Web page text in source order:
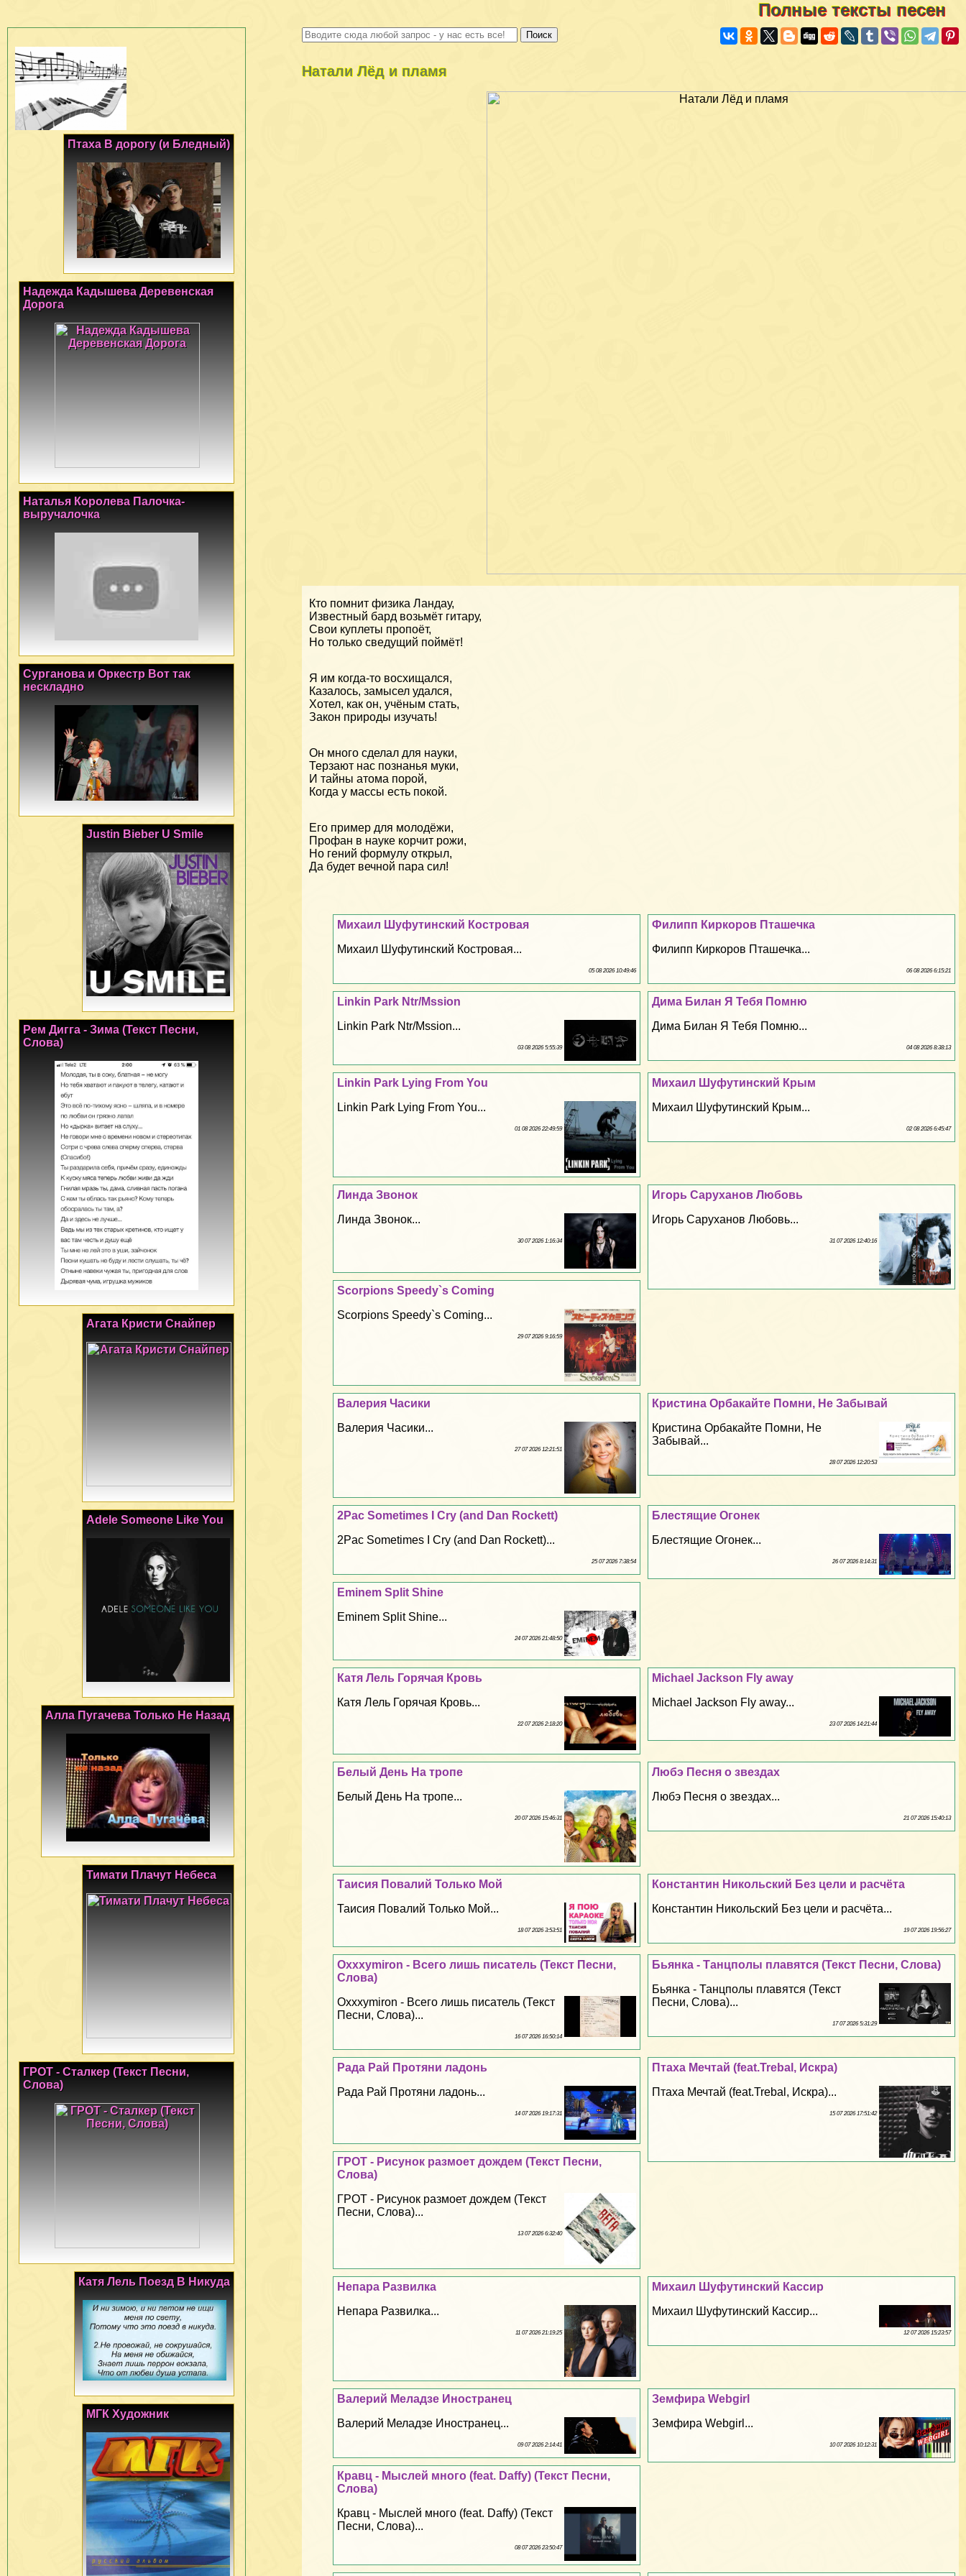
Полные тексты песен
Натали Лёд и пламя
Кто помнит физика Ландау,
Известный бард возьмёт гитару,
Свои куплеты пропоёт,
Но только сведущий поймёт!
Я им когда-то восхищался,
Казалось, замысел удался,
Хотел, как он, учёным стать,
Закон природы изучать!
Он много сделал для науки,
Терзают нас познанья муки,
И тайны атома порой,
Когда у массы есть покой.
Его пример для молодёжи,
Профан в науке корчит рожи,
Но гений формулу открыл,
Да будет вечной пара сил!
Филипп Киркоров Пташечка
Филипп Киркоров Пташечка...
06 08 2026 6:15:21
Михаил Шуфутинский Костровая
Михаил Шуфутинский Костровая...
05 08 2026 10:49:46
Дима Билан Я Тебя Помню
Дима Билан Я Тебя Помню...
04 08 2026 8:38:13
Linkin Park Ntr/Mssion
Linkin Park Ntr/Mssion...
03 08 2026 5:55:39
Михаил Шуфутинский Крым
Михаил Шуфутинский Крым...
02 08 2026 6:45:47
Linkin Park Lying From You
Linkin Park Lying From You...
01 08 2026 22:49:59
Игорь Саруханов Любовь
Игорь Саруханов Любовь...
31 07 2026 12:40:16
Линда Звонок
Линда Звонок...
30 07 2026 1:16:34
Scorpions Speedy`s Coming
Scorpions Speedy`s Coming...
29 07 2026 9:16:59
Кристина Орбакайте Помни, Не Забывай
Кристина Орбакайте Помни, Не
Забывай...
28 07 2026 12:20:53
Валерия Часики
Валерия Часики...
27 07 2026 12:21:51
Блестящие Огонек
Блестящие Огонек...
26 07 2026 8:14:31
2Pac Sometimes I Cry (and Dan Rockett)
2Pac Sometimes I Cry (and Dan Rockett)...
25 07 2026 7:38:54
Eminem Split Shine
Eminem Split Shine...
24 07 2026 21:48:50
Michael Jackson Fly away
Michael Jackson Fly away...
23 07 2026 14:21:44
Катя Лель Горячая Кровь
Катя Лель Горячая Кровь...
22 07 2026 2:18:20
Любэ Песня о звездах
Любэ Песня о звездах...
21 07 2026 15:40:13
Белый День На тропе
Белый День На тропе...
20 07 2026 15:46:31
Константин Никольский Без цели и расчёта
Константин Никольский Без цели и расчёта...
19 07 2026 19:56:27
Таисия Повалий Только Мой
Таисия Повалий Только Мой...
18 07 2026 3:53:51
Бьянка - Танцполы плавятся (Текст Песни, Слова)
Бьянка - Танцполы плавятся (Текст
Песни, Слова)...
17 07 2026 5:31:29
Oxxxymiron - Всего лишь писатель (Текст Песни,
Слова)
Oxxxymiron - Всего лишь писатель (Текст
Песни, Слова)...
16 07 2026 16:50:14
Птаха Мечтай (feat.Trebal, Искра)
Птаха Мечтай (feat.Trebal, Искра)...
15 07 2026 17:51:42
Рада Рай Протяни ладонь
Рада Рай Протяни ладонь...
14 07 2026 19:17:31
ГРОТ - Рисунок размоет дождем (Текст Песни,
Слова)
ГРОТ - Рисунок размоет дождем (Текст
Песни, Слова)...
13 07 2026 6:32:40
Михаил Шуфутинский Кассир
Михаил Шуфутинский Кассир...
12 07 2026 15:23:57
Непара Развилка
Непара Развилка...
11 07 2026 21:19:25
Земфира Webgirl
Земфира Webgirl...
10 07 2026 10:12:31
Валерий Меладзе Иностранец
Валерий Меладзе Иностранец...
09 07 2026 2:14:41
Кравц - Мыслей много (feat. Daffy) (Текст Песни,
Слова)
Кравц - Мыслей много (feat. Daffy) (Текст
Песни, Слова)...
08 07 2026 23:50:47
Птаха В дорогу (и Бледный)
Надежда Кадышева Деревенская
Дорога
Наталья Королева Палочка-
выручалочка
Сурганова и Оркестр Вот так
нескладно
Justin Bieber U Smile
Рем Дигга - Зима (Текст Песни,
Слова)
Агата Кристи Снайпер
Adele Someone Like You
Алла Пугачева Только Не Назад
Тимати Плачут Небеса
ГРОТ - Сталкер (Текст Песни,
Слова)
Катя Лель Поезд В Никуда
МГК Художник